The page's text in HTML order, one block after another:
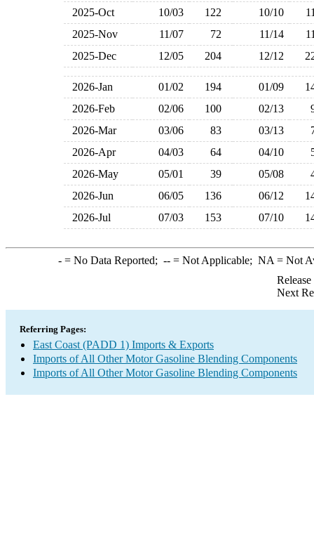
2025-Oct 10/03 122 10/10
2025-Nov
11/07 72 11/14
2025-Dec
12/05 204 12/12
2026-Jan 01/02 194 01/09
2026-Feb
02/06 100 02/13
2026-Mar
03/06 83 03/13
2026-Apr
04/03 64 04/10
2026-May
05/01 39 05/08
2026-Jun
06/05 136 06/12
2026-Jul
07/03 153 07/10
-= No Data Reported; --= Not Applicable; NA = Not
Next
Referring Pages:
East Coast (PADD 1) Imports & Exports
Imports of All Other Motor Gasoline Blending Components
Imports of All Other Motor Gasoline Blending Components